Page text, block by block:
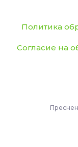
Политика
Согласие на